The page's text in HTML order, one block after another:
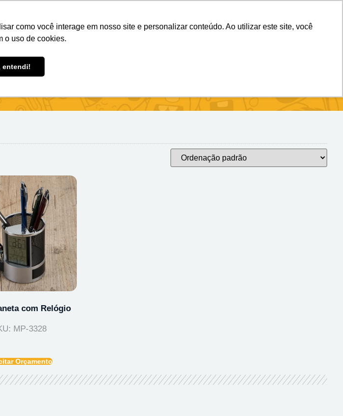
como você interage em nosso site e personalizar conteúdo. Ao utilizar este site, você
o uso de cookies.
entendi!
Ecológicos
com Relógio
MP-3328
Orçamento